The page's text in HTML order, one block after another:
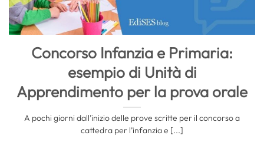
Concorso Infanzia e Primaria:
esempio di Unità di
Apprendimento per la prova orale
A pochi giorni dall’inizio delle prove scritte per il concorso a
cattedra per l’infanzia e [...]